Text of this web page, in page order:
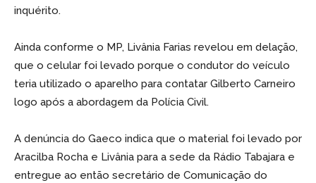
inquérito.
Ainda conforme o MP, Livânia Farias revelou em delação,
que o celular foi levado porque o condutor do veículo
teria utilizado o aparelho para contatar Gilberto Carneiro
logo após a abordagem da Polícia Civil.
A denúncia do Gaeco indica que o material foi levado por
Aracilba Rocha e Livânia para a sede da Rádio Tabajara e
entregue ao então secretário de Comunicação do